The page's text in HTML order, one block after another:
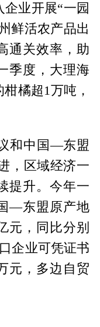
业开展“一园
鲜活农产品出
通关效率，助
季度，大理海
橘超1万吨，
和中国—东盟
，区域经济一
提升。今年一
—东盟原产地
元，同比分别
企业可凭证书
元，多边自贸